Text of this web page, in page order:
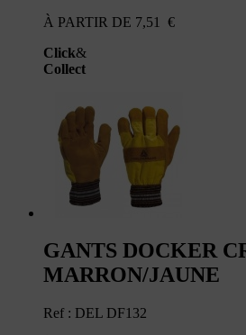
À PARTIR DE 7,51
€
Click&
Collect
GANTS DOCKER
MARRON/JAUNE
Ref : DEL DF132